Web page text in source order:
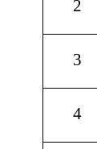
2
3
4